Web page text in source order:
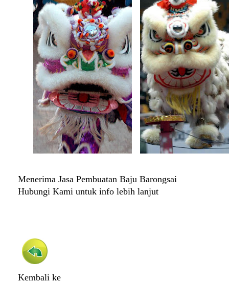
Menerima Jasa Pembuatan Baju Barongsai
Hubungi Kami untuk info lebih lanjut
Kembali ke